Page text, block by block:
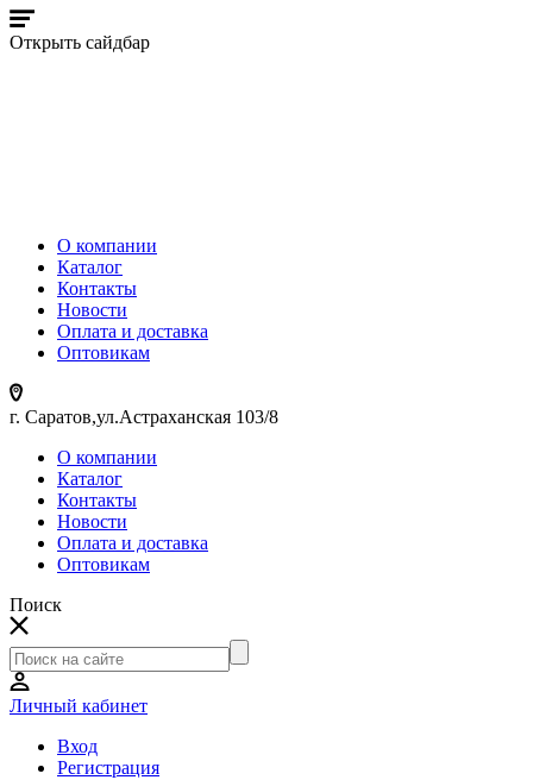
Открыть сайдбар
О компании
Каталог
Контакты
Новости
Оплата и доставка
Оптовикам
г. Саратов,ул.Астраханская 103/8
О компании
Каталог
Контакты
Новости
Оплата и доставка
Оптовикам
Поиск
Личный кабинет
Вход
Регистрация